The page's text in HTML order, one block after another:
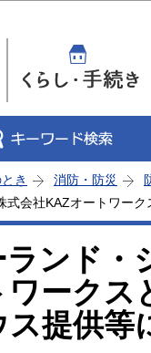
き 消防・防災
会社KAZオートワー
ンド・
ークス
提供等